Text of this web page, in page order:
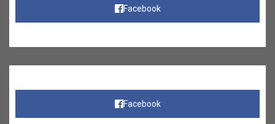
Facebook
Facebook